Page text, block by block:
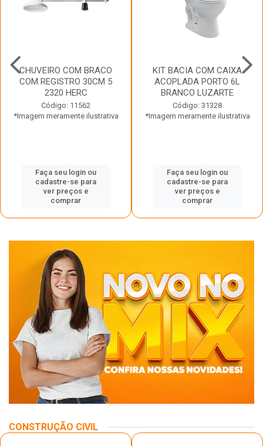
CHUVEIRO COM BRACO
COM REGISTRO 30CM 5
2320 HERC
Código: 11562
*Imagem meramente ilustrativa
Faça seu login ou
cadastre-se para
ver preços e
comprar
KIT BACIA COM CAIXA
ACOPLADA PORTO 6L
BRANCO LUZARTE
Código: 31328
*Imagem meramente ilustrativa
Faça seu login ou
cadastre-se para
ver preços e
comprar
CONSTRUÇÃO CIVIL